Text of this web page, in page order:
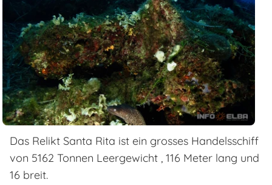
Das Relikt Santa Rita ist ein grosses Handelsschiff
von 5162 Tonnen Leergewicht , 116 Meter lang und
16 breit.